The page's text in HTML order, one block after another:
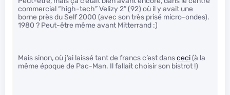
commercial “high-tech” Velizy 2” (92) où il y avait une
borne près du Self 2000 (avec son très prisé micro-ondes).
1980 ? Peut-être même avant Mitterrand :)
Mais sinon, où j’ai laissé tant de francs c’est dansceci(à la
même époque de Pac-Man. Il fallait choisir son bistrot !)